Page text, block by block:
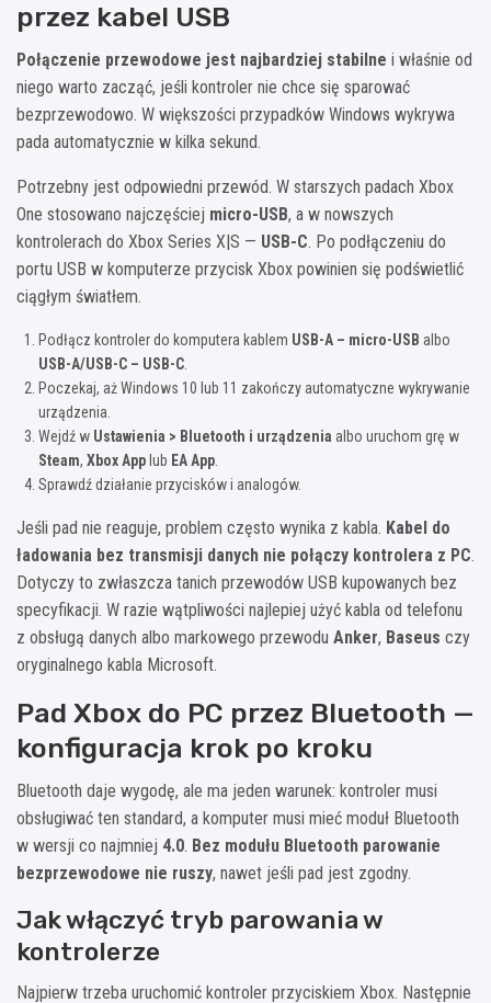
przez kabel USB
Połączenie przewodowe jest najbardziej stabilne i właśnie od
niego warto zacząć, jeśli kontroler nie chce się sparować
bezprzewodowo. W większości przypadków Windows wykrywa
pada automatycznie w kilka sekund.
Potrzebny jest odpowiedni przewód. W starszych padach Xbox
One stosowano najczęściej micro-USB, a w nowszych
kontrolerach do Xbox Series X|S — USB-C. Po podłączeniu do
portu USB w komputerze przycisk Xbox powinien się podświetlić
ciągłym światłem.
Podłącz kontroler do komputera kablem USB-A – micro-USB albo
USB-A/USB-C – USB-C
Poczekaj, aż Windows 10 lub 11 zakończy automatyczne wykrywanie
urządzenia.
Wejdź w Ustawienia > Bluetooth i urządzenia albo uruchom grę w
Steam, Xbox App lub EA App
Sprawdź działanie przycisków i analogów.
Jeśli pad nie reaguje, problem często wynika z kabla. Kabel do
ładowania bez transmisji danych nie połączy kontrolera z PC.
Dotyczy to zwłaszcza tanich przewodów USB kupowanych bez
specyfikacji. W razie wątpliwości najlepiej użyć kabla od telefonu
z obsługą danych albo markowego przewodu Anker, Baseus czy
oryginalnego kabla Microsoft.
Pad Xbox do PC przez Bluetooth —
konfiguracja krok po kroku
Bluetooth daje wygodę, ale ma jeden warunek: kontroler musi
obsługiwać ten standard, a komputer musi mieć moduł Bluetooth
w wersji co najmniej 4.0. Bez modułu Bluetooth parowanie
bezprzewodowe nie ruszy, nawet jeśli pad jest zgodny.
Jak włączyć tryb parowania w
kontrolerze
Najpierw trzeba uruchomić kontroler przyciskiem Xbox. Następnie